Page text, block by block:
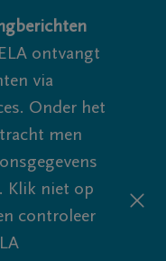
ontvangt
via
Onder het
men
Klik niet op
controleer